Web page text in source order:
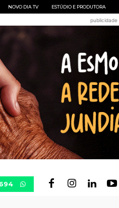
NOVO DIA TV ESTÚDIO E PRODUTORA
publicidade